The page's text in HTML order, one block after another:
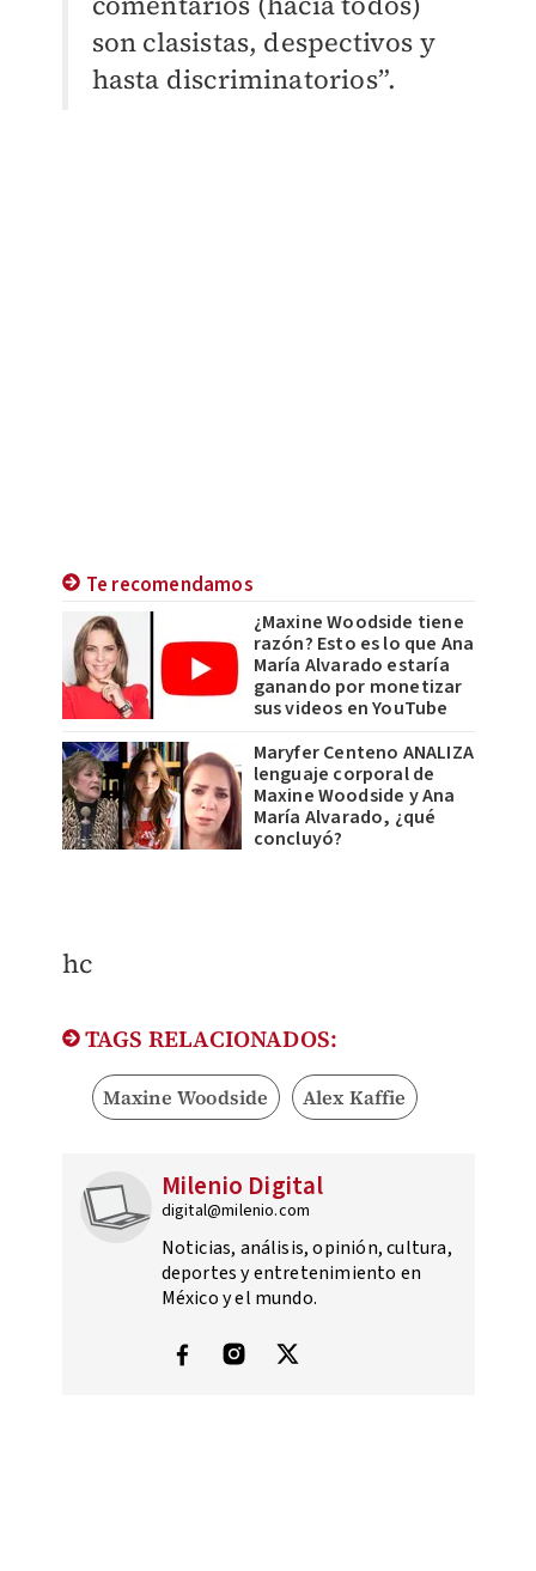
son clasistas, despectivos y
hasta discriminatorios”.
Te recomendamos
¿Maxine Woodside tiene
razón? Esto es lo que Ana
María Alvarado estaría
ganando por monetizar
sus videos en YouTube
Maryfer Centeno ANALIZA
lenguaje corporal de
Maxine Woodside y Ana
María Alvarado, ¿qué
concluyó?
hc
TAGS RELACIONADOS:
Maxine Woodside Alex Kaffie
Milenio Digital
digital@milenio.com
Noticias, análisis, opinión, cultura,
deportes y entretenimiento en
México y el mundo.